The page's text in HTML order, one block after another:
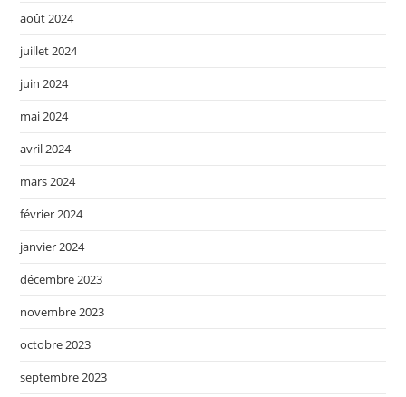
août 2024
juillet 2024
juin 2024
mai 2024
avril 2024
mars 2024
février 2024
janvier 2024
décembre 2023
novembre 2023
octobre 2023
septembre 2023